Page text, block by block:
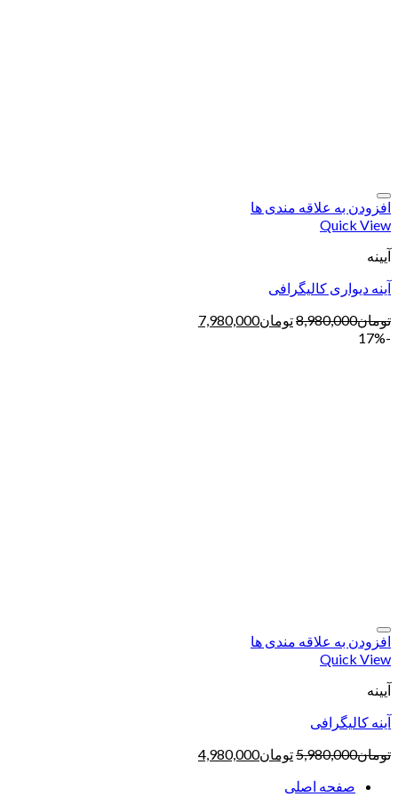
افزودن به علاقه مندی ها
Quick View
آیینه
آینه دیواری کالیگرافی
تومان8,980,000تومان7,980,000
-17%
افزودن به علاقه مندی ها
Quick View
آیینه
آینه کالیگرافی
تومان5,980,000تومان4,980,000
صفحه اصلی